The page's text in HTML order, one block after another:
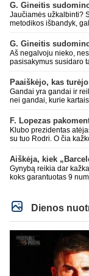
G. Gineitis
Jaučiamės užkalbinti?
metodikos išbandyk,
G. Gineitis
Aš negalvoju nieko,
pasisakymus susidaro
bendrauji jam
pagal tave, o ne pagal
akivaizdu, kad yra ir
Gandai yra gandai ir
nei gandai, kurie
nesidomi. Tu čia tik
Romano? Tai aišku
technologijoms
d3bilo už tave
Klubo prezidentas
su tuo Rodri. O čia
blyn nu patylėkit kada.
pas jus.
Aiškėja, kiek
Gynybą reikia dar
koks garantuotas 9
Dienos